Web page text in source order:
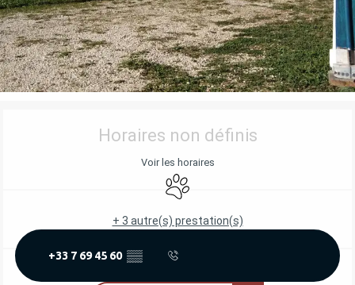
OUVERTURE ET COORDONNÉES
Horaires non définis
Voir les horaires
Animaux acceptés
+ 3 autre(s) prestation(s)
+33 7 69 45 60 ▒▒